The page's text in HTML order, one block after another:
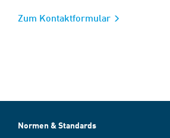
Zum Kontaktformular
Normen & Standards